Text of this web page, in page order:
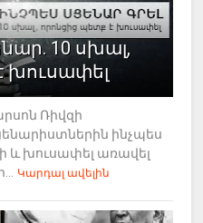
10 սխալ,
խուսափել
Ռիվզի
ինչպես
և խուսափել առավել
Կարդալ ավելին